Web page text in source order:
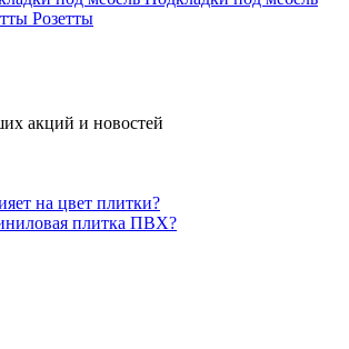
Розетты
акций и новостей
на цвет плитки?
плитка ПВХ?